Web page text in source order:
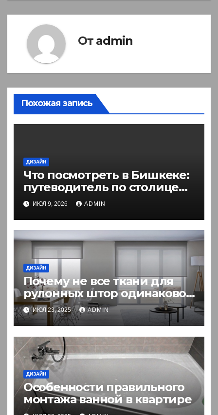
От admin
Похожая запись
ДИЗАЙН
Что посмотреть в Бишкеке:
путеводитель по столице
Кыргызстана
ИЮЛ 9, 2026 ADMIN
ДИЗАЙН
Почему не все ткани для
рулонных штор одинаково
защищают от солнца?
ИЮЛ 23, 2025 ADMIN
ДИЗАЙН
Особенности правильного
монтажа ванной в квартире